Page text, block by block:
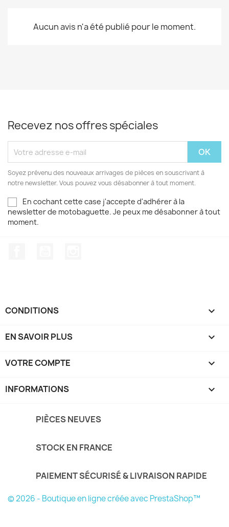
Aucun avis n'a été publié pour le moment.
Recevez nos offres spéciales
Soyez prévenu des nouveaux arrivages de pièces en souscrivant à
notre newsletter. Vous pouvez vous désabonner à tout moment.
En cochant cette case j'accepte d'adhérer à la
newsletter de motobaguette. Je peux me désabonner à tout
moment.
CONDITIONS 
EN SAVOIR PLUS 
VOTRE COMPTE 
INFORMATIONS keyboard_arrow_down
PIÈCES NEUVES
STOCK EN FRANCE
PAIEMENT SÉCURISÉ & LIVRAISON RAPIDE
© 2026 - Boutique en ligne créée avec PrestaShop™